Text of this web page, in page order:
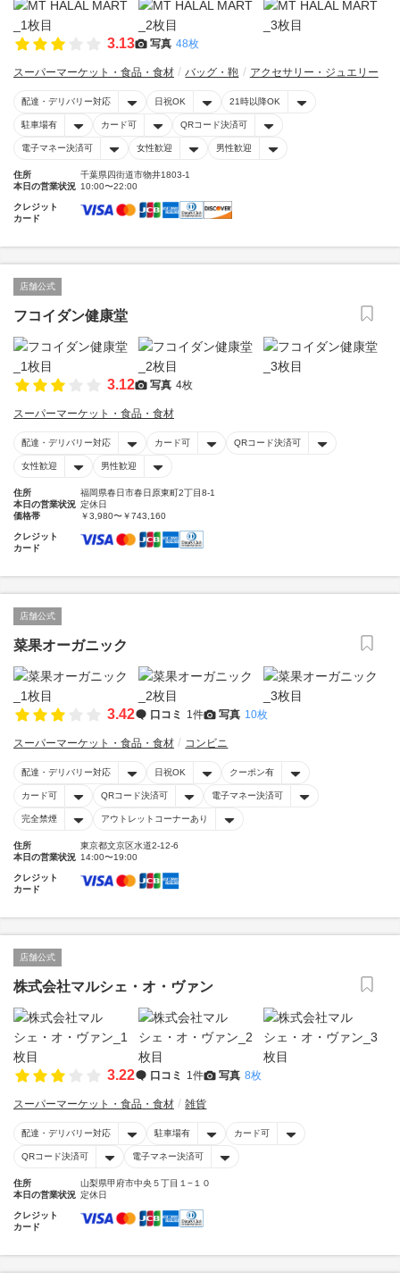
3.13 写真 48枚
スーパーマーケット・食品・食材 バッグ・鞄 アクセサリー・ジュエリー
配達・デリバリー対応 日祝OK 21時以降OK
駐車場有 カード可 QRコード決済可
電子マネー決済可 女性歓迎 男性歓迎
住所
千葉県四街道市物井1803-1
本日の営業状況 10:00〜22:00
クレジット
カード
店舗公式
フコイダン健康堂
3.12 写真 4枚
スーパーマーケット・食品・食材
配達・デリバリー対応 カード可 QRコード決済可
女性歓迎 男性歓迎
住所
福岡県春日市春日原東町2丁目8-1
本日の営業状況 定休日
価格帯
￥3,980〜￥743,160
クレジット
カード
店舗公式
菜果オーガニック
3.42 口コミ 1件 写真 10枚
スーパーマーケット・食品・食材 コンビニ
配達・デリバリー対応 日祝OK クーポン有
カード可 QRコード決済可 電子マネー決済可
完全禁煙 アウトレットコーナーあり
住所
東京都文京区水道2-12-6
本日の営業状況 14:00〜19:00
クレジット
カード
店舗公式
株式会社マルシェ・オ・ヴァン
3.22 口コミ 1件 写真 8枚
スーパーマーケット・食品・食材 雑貨
配達・デリバリー対応 駐車場有 カード可
QRコード決済可 電子マネー決済可
住所
山梨県甲府市中央５丁目１−１０
本日の営業状況 定休日
クレジット
カード